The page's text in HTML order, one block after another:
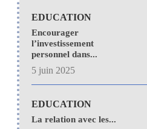
EDUCATION
Encourager
l’investissement
personnel dans...
5 juin 2025
EDUCATION
La relation avec les...